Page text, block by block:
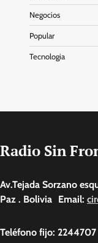
Negocios
Popular
Tecnologia
Radio Sin
Av.Tejada Sorzano
Paz . Bolivia Email:
Teléfono fijo: 2244707